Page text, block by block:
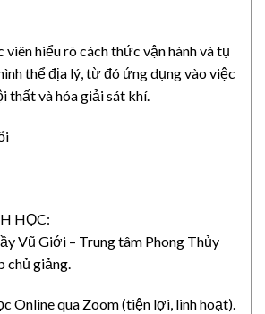
viên hiểu rõ cách thức vận hành và tụ
thể địa lý, từ đó ứng dụng vào việc
thất và hóa giải sát khí.
HỌC:
Vũ Giới – Trung tâm Phong Thủy
chủ giảng.
Online qua Zoom (tiện lợi, linh hoạt).